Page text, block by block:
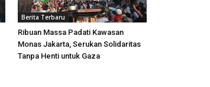
Berita Terbaru
Ribuan Massa Padati Kawasan
Monas Jakarta, Serukan Solidaritas
Tanpa Henti untuk Gaza